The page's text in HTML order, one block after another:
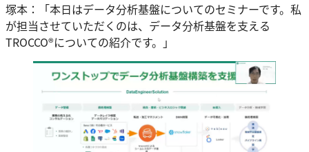
塚本：「本日はデータ分析基盤についてのセミナーです。私
が担当させていただくのは、データ分析基盤を支える
TROCCO®についての紹介です。」